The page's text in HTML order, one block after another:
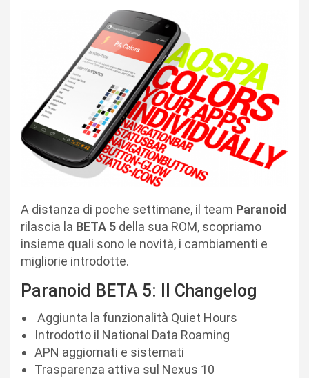
A distanza di poche settimane, il team Paranoid
rilascia la BETA 5 della sua ROM, scopriamo
insieme quali sono le novità, i cambiamenti e
migliorie introdotte.
Paranoid BETA 5: Il Changelog
Aggiunta la funzionalità Quiet Hours
Introdotto il National Data Roaming
APN aggiornati e sistemati
Trasparenza attiva sul Nexus 10